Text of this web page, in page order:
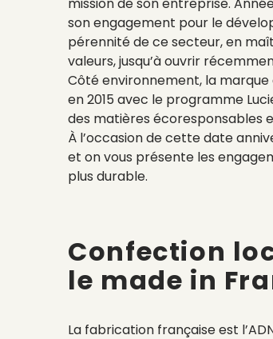
son engagement pour le
pérennité de ce secteur, en
valeurs, jusqu’à ouvrir
Côté environnement, la
en 2015 avec le programme
des matières écoresponsables
À l’occasion de cette date
et on vous présente les
plus durable.
Confection
le made in
La fabrication française est